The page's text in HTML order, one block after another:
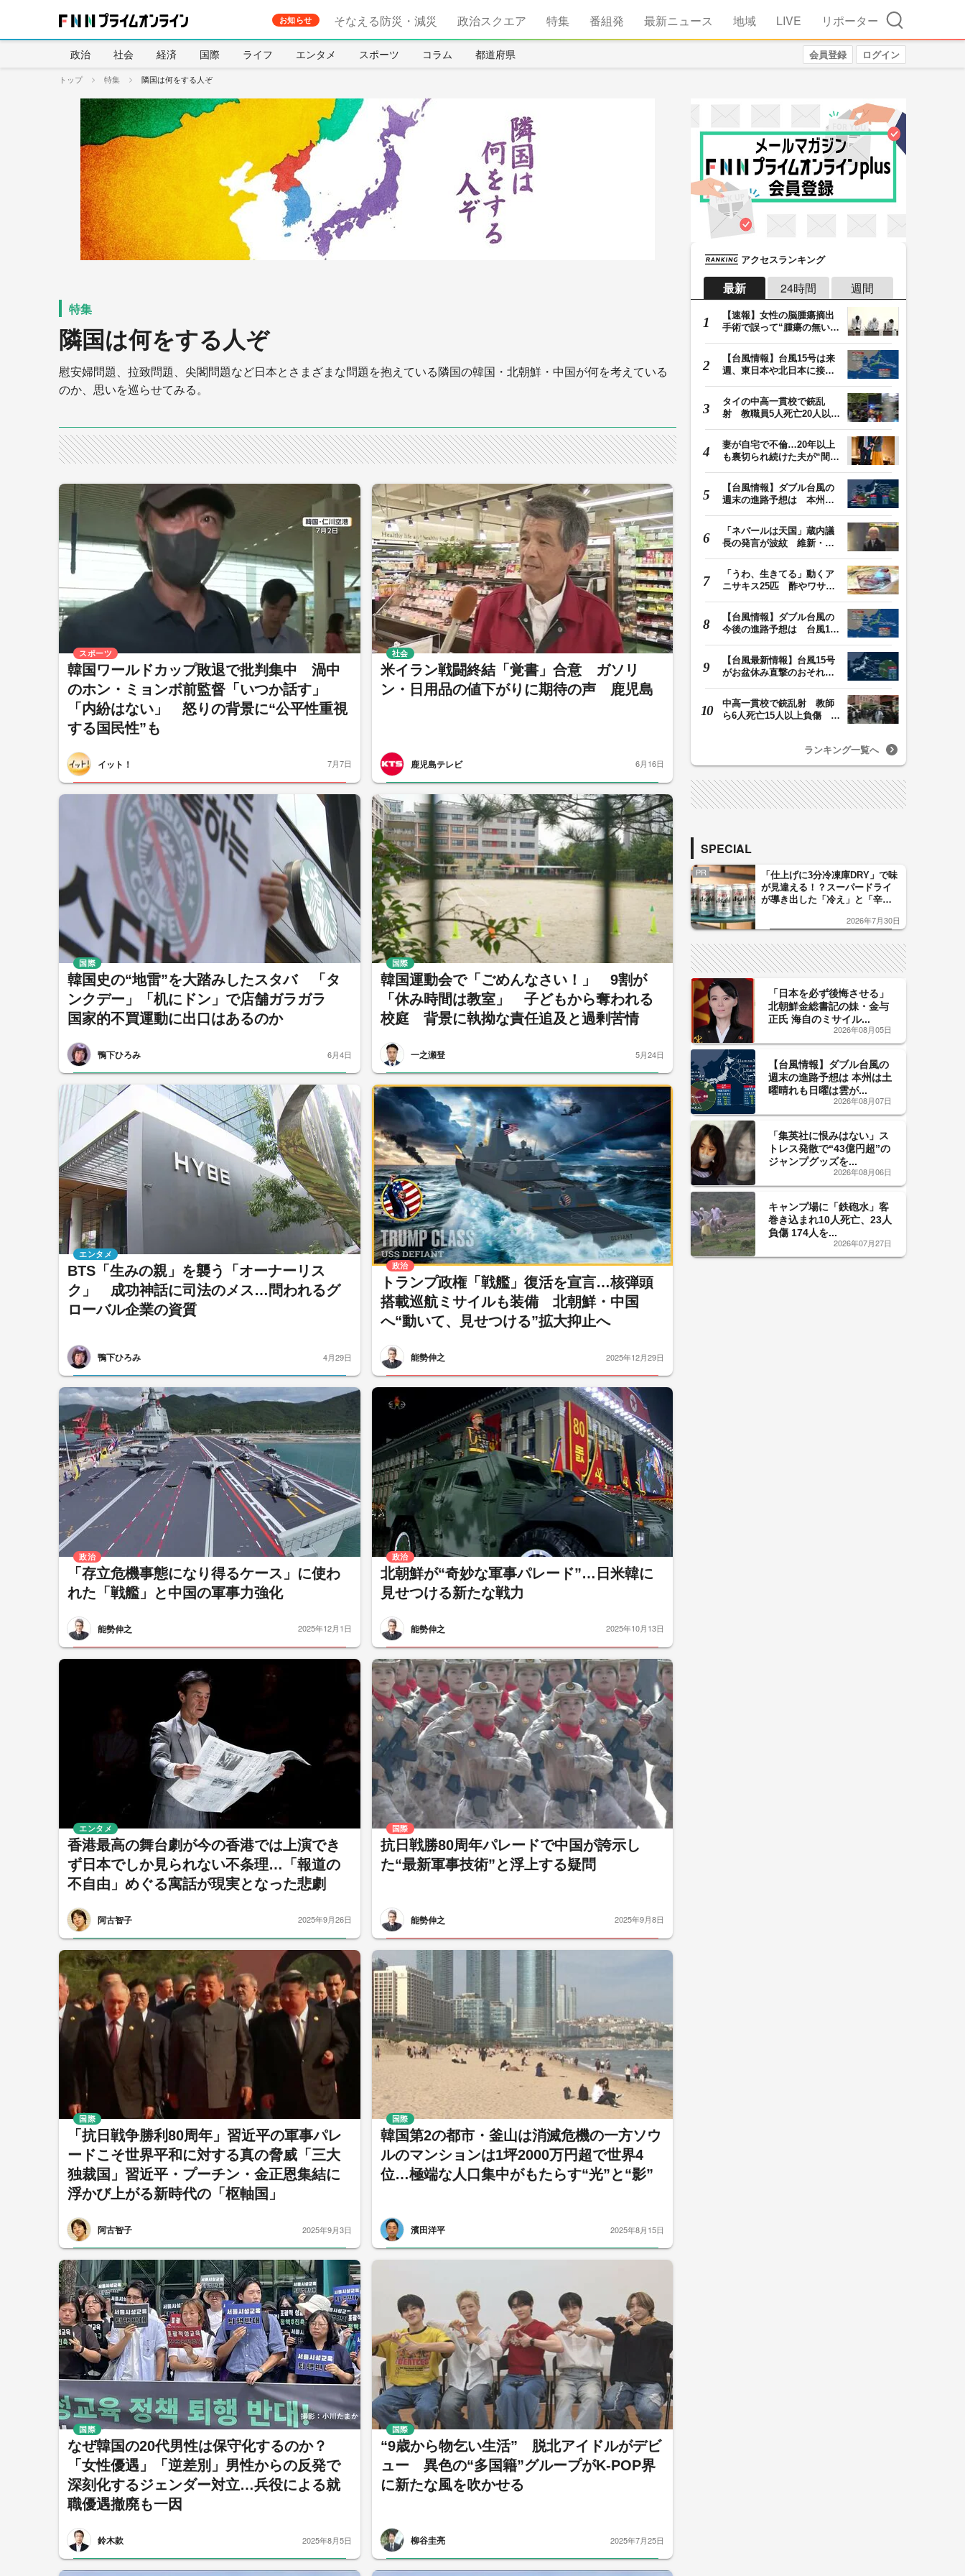
お知らせ そなえる防災・減災 政治スクエア 特集 番組発 最新ニュース 地域 LIVE リポーター 検索
政治 社会 経済 国際 ライフ エンタメ スポーツ コラム 都道府県 会員登録 ログイン
トップ 特集 隣国は何をする人ぞ
隣国は何をする人ぞ
慰安婦問題、拉致問題、尖閣問題など日本とさまざまな問題を抱えている隣国の韓国・北朝鮮・中国が何を考えている
のか、思いを巡らせてみる。
韓国ワールドカップ敗退で批判集中 渦中
のホン・ミョンボ前監督「いつか話す」
「内紛はない」 怒りの背景に“公平性重視
する国民性”も
イット！
スポーツ
7月7日
米イラン戦闘終結「覚書」合意 ガソリ
ン・日用品の値下がりに期待の声 鹿児島
鹿児島テレビ
社会
6月16日
韓国史の“地雷”を大踏みしたスタバ 「タ
ンクデー」「机にドン」で店舗ガラガラ
国家的不買運動に出口はあるのか
鴨下ひろみ
国際
6月4日
韓国運動会で「ごめんなさい！」 9割が
「休み時間は教室」 子どもから奪われる
校庭 背景に執拗な責任追及と過剰苦情
一之瀬登
国際
5月24日
BTS「生みの親」を襲う「オーナーリス
ク」 成功神話に司法のメス…問われるグ
ローバル企業の資質
鴨下ひろみ
エンタメ
4月29日
トランプ政権「戦艦」復活を宣言…核弾頭
搭載巡航ミサイルも装備 北朝鮮・中国
へ“動いて、見せつける”拡大抑止へ
能勢伸之
政治
2025年12月29日
「存立危機事態になり得るケース」に使わ
れた「戦艦」と中国の軍事力強化
能勢伸之
政治
2025年12月1日
北朝鮮が“奇妙な軍事パレード”…日米韓に
見せつける新たな戦力
能勢伸之
政治
2025年10月13日
香港最高の舞台劇が今の香港では上演でき
ず日本でしか見られない不条理…「報道の
不自由」めぐる寓話が現実となった悲劇
阿古智子
エンタメ
2025年9月26日
抗日戦勝80周年パレードで中国が誇示し
た“最新軍事技術”と浮上する疑問
能勢伸之
国際
2025年9月8日
「抗日戦争勝利80周年」習近平の軍事パレ
ードこそ世界平和に対する真の脅威「三大
独裁国」習近平・プーチン・金正恩集結に
浮かび上がる新時代の「枢軸国」
阿古智子
国際
2025年9月3日
韓国第2の都市・釜山は消滅危機の一方ソウ
ルのマンションは1坪2000万円超で世界4
位…極端な人口集中がもたらす“光”と“影”
濱田洋平
国際
2025年8月15日
なぜ韓国の20代男性は保守化するのか？
「女性優遇」「逆差別」男性からの反発で
深刻化するジェンダー対立…兵役による就
職優遇撤廃も一因
鈴木款
国際
2025年8月5日
“9歳から物乞い生活” 脱北アイドルがデビ
ュー 異色の“多国籍”グループがK-POP界
に新たな風を吹かせる
柳谷圭亮
国際
2025年7月25日
アクセスランキング
最新 24時間 週間
【速報】女性の脳腫瘍摘出
手術で誤って“腫瘍の無い部
【台風情報】台風15号は来
週、東日本や北日本に接近
タイの中高一貫校で銃乱
射 教職員5人死亡20人以上
妻が自宅で不倫…20年以上
も裏切られ続けた夫が“間
【台風情報】ダブル台風の
週末の進路予想は 本州は
「ネパールは天国」蔵内議
長の発言が波紋 維新・吉
「うわ、生きてる」動くア
ニサキス25匹 酢やワサビ
【台風情報】ダブル台風の
今後の進路予想は 台風13
【台風最新情報】台風15号
がお盆休み直撃のおそれ
中高一貫校で銃乱射 教師
ら6人死亡15人以上負傷 容
ランキング一覧へ
SPECIAL
PR
「仕上げに3分冷凍庫DRY」で味
が見違える！？スーパードライ
が導き出した「冷え」と「辛
した「辛口カーブ」が飲み頃の
2026年7月30日
「日本を必ず後悔させる」
北朝鮮金総書記の妹・金与
正氏 海自のミサイル...
2026年08月05日
【台風情報】ダブル台風の
週末の進路予想は 本州は土
曜晴れも日曜は雲が...
2026年08月07日
「集英社に恨みはない」ス
トレス発散で“43億円超”の
ジャンプグッズを...
2026年08月06日
キャンプ場に「鉄砲水」客
巻き込まれ10人死亡、23人
負傷 174人を...
2026年07月27日